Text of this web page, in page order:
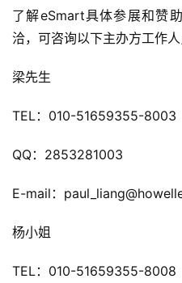
单
机
游
戏
休
游
0
5
了解eSmart具体参展和赞
洽，可咨询以下主办方工作
梁先生
TEL：010-51659355-8003
QQ：2853281003
E-mail：
杨小姐
TEL：010-51659355-8008